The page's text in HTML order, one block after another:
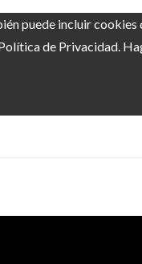
puede incluir cookies
de Privacidad.